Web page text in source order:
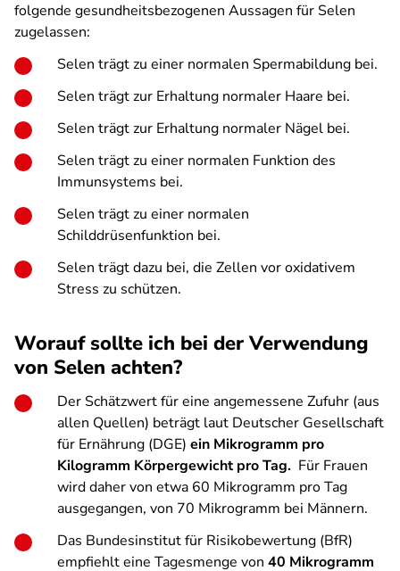
folgende gesundheitsbezogenen Aussagen für Selen
zugelassen:
Selen trägt zu einer normalen Spermabildung bei.
Selen trägt zur Erhaltung normaler Haare bei.
Selen trägt zur Erhaltung normaler Nägel bei.
Selen trägt zu einer normalen Funktion des
Immunsystems bei.
Selen trägt zu einer normalen
Schilddrüsenfunktion bei.
Selen trägt dazu bei, die Zellen vor oxidativem
Stress zu schützen.
Worauf sollte ich bei der Verwendung
von Selen achten?
Der Schätzwert für eine angemessene Zufuhr (aus
allen Quellen) beträgt laut Deutscher Gesellschaft
für Ernährung (DGE) ein Mikrogramm pro
Kilogramm Körpergewicht pro Tag. Für Frauen
wird daher von etwa 60 Mikrogramm pro Tag
ausgegangen, von 70 Mikrogramm bei Männern.
Das Bundesinstitut für Risikobewertung (BfR)
empfiehlt eine Tagesmenge von 40 Mikrogramm